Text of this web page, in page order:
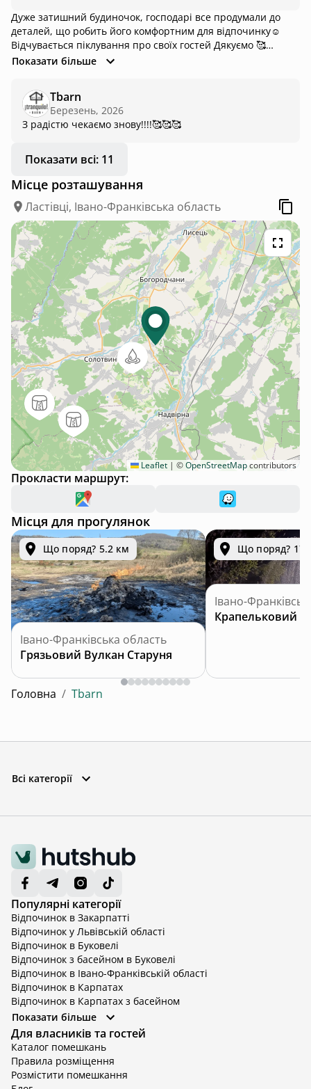
Дуже затишний будиночок, господарі все продумали до
деталей, що робить його комфортним для відпочинку☺️
Відчувається піклування про своїх гостей Дякуємо 🥰
Хочемо до вас знову
Показати більше
Tbarn
Березень, 2026
З радістю чекаємо знову!!!!🥰🥰🥰
Показати всі: 11
Місце розташування
Ластівці, Івано-Франківська область
Leaflet | ©OpenStreetMapcontributors
Прокласти маршрут:
Місця для прогулянок
Що поряд? 5.2 км
Івано-Франківська область
Грязьовий Вулкан Старуня
Що поряд?
Івано-
Крапельковий
Головна / Tbarn
Всі категорії
Популярні категорії
Відпочинок в Закарпатті
Відпочинок у Львівській області
Відпочинок в Буковелі
Відпочинок з басейном в Буковелі
Відпочинок в Івано-Франківській області
Відпочинок в Карпатах
Відпочинок в Карпатах з басейном
Відпочинок в Київській області
Відпочинок в Київській області з басейном
Відпочинок в Тернопільській області
Відпочинок у Вінницькій області
Відпочинок в Яремче
Відпочинок у Львівській області з басейном
Показати більше
Для власників та гостей
Каталог помешкань
Правила розміщення
Розмістити помешкання